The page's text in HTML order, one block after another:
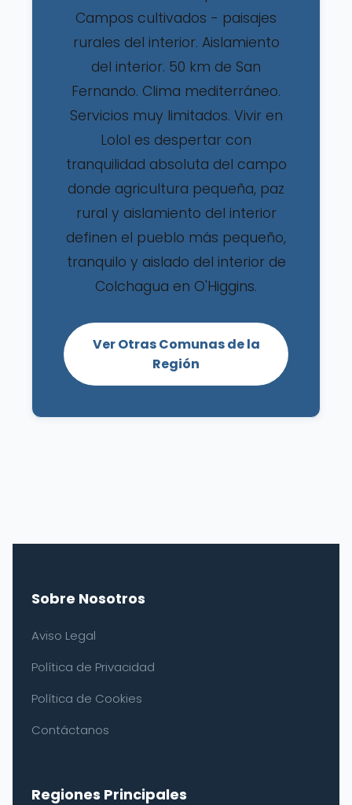
Campos cultivados - paisajes
rurales del interior. Aislamiento
del interior. 50 km de San
Fernando. Clima mediterráneo.
Servicios muy limitados. Vivir en
Lolol es despertar con
tranquilidad absoluta del campo
donde agricultura pequeña, paz
rural y aislamiento del interior
definen el pueblo más pequeño,
tranquilo y aislado del interior de
Colchagua en O'Higgins.
Ver Otras Comunas de la
Región
Sobre Nosotros
Aviso Legal
Política de Privacidad
Política de Cookies
Contáctanos
Regiones Principales